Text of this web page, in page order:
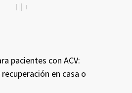
pacientes con ACV:
en casa o